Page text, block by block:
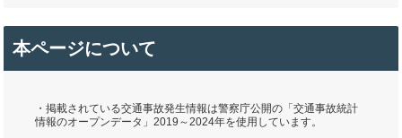
本ページについて
・掲載されている交通事故発生情報は警察庁公開の「交通事故統計
情報のオープンデータ」2019～2024年を使用しています。